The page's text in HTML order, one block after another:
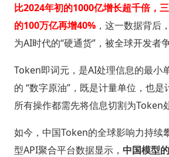
比2024年初的1000亿增长超千倍，
的100万亿再增40%，这一数据背后
为AI时代的“硬通货”，被全球开发者
Token即词元，是AI处理信息的最小
的 “数字原油”，既是计量单位，也
所有操作都需先将信息切割为Token
如今，中国Token的全球影响力持续
型API聚合平台数据显示， 中国模型